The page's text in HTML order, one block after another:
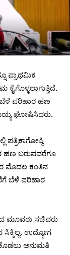
ಪ್ರಾಥಮಿಕ
ಬೆಳೆ ಪರಿಹಾರ ಹಣ
ಘೋಷಿಸಿದರು.
ಪತ್ರಿಕಾಗೋಷ್ಠಿ
ಹಣ ಬರುವವರೆಗೂ
ಮೊದಲ ಕಂತಿನ
ಬೆಳೆ ಪರಿಹಾರ
ಮೂವರು ಸಚಿವರು
ಸಿಕ್ಕಿಲ್ಲ. ಉದ್ಯೋಗ
ಅನುಮತಿ